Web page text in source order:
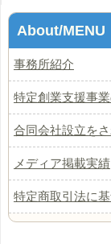
About/MENU
事務所紹介
特定創業支援事
合同会社設立を
メディア掲載実績
特定商取引法に